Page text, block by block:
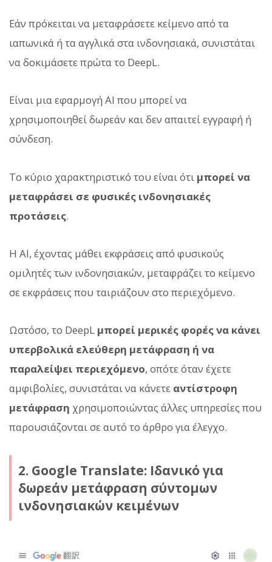
Εάν πρόκειται να μεταφράσετε κείμενο από τα
ιαπωνικά ή τα αγγλικά στα ινδονησιακά, συνιστάται
να δοκιμάσετε πρώτα το DeepL.
Είναι μια εφαρμογή AI που μπορεί να
χρησιμοποιηθεί δωρεάν και δεν απαιτεί εγγραφή ή
σύνδεση.
Το κύριο χαρακτηριστικό του είναι ότι μπορεί να
μεταφράσει σε φυσικές ινδονησιακές
προτάσεις.
Η AI, έχοντας μάθει εκφράσεις από φυσικούς
ομιλητές των ινδονησιακών, μεταφράζει το κείμενο
σε εκφράσεις που ταιριάζουν στο περιεχόμενο.
Ωστόσο, το DeepL μπορεί μερικές φορές να κάνει
υπερβολικά ελεύθερη μετάφραση ή να
παραλείψει περιεχόμενο, οπότε όταν έχετε
αμφιβολίες, συνιστάται να κάνετε αντίστροφη
μετάφραση χρησιμοποιώντας άλλες υπηρεσίες που
παρουσιάζονται σε αυτό το άρθρο για έλεγχο.
2. Google Translate: Ιδανικό για
δωρεάν μετάφραση σύντομων
ινδονησιακών κειμένων